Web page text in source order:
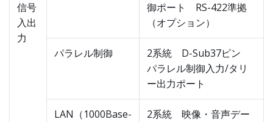
信号
入出
力
御ポート RS-422準拠
（オプション）
パラレル制御
2系統 D-Sub37ピン
パラレル制御入力/タリ
ー出力ポート
LAN（1000Base-
2系統 映像・音声デー